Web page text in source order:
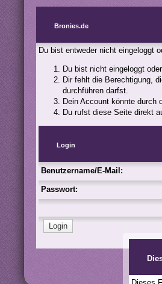
Bronies.de
Du bist entweder nicht eingeloggt
Du bist nicht eingeloggt
Dir fehlt die Berechtigung,
durchführen darfst.
Dein Account könnte durch
Du rufst diese Seite direkt
Login
Benutzername/E-Mail:
Passwort: